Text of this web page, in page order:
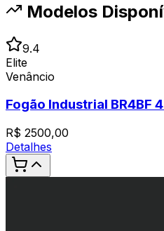
Modelos
9.4
Elite
Venâncio
Fogão Industrial BR4BF
R$ 2500,00
Detalhes